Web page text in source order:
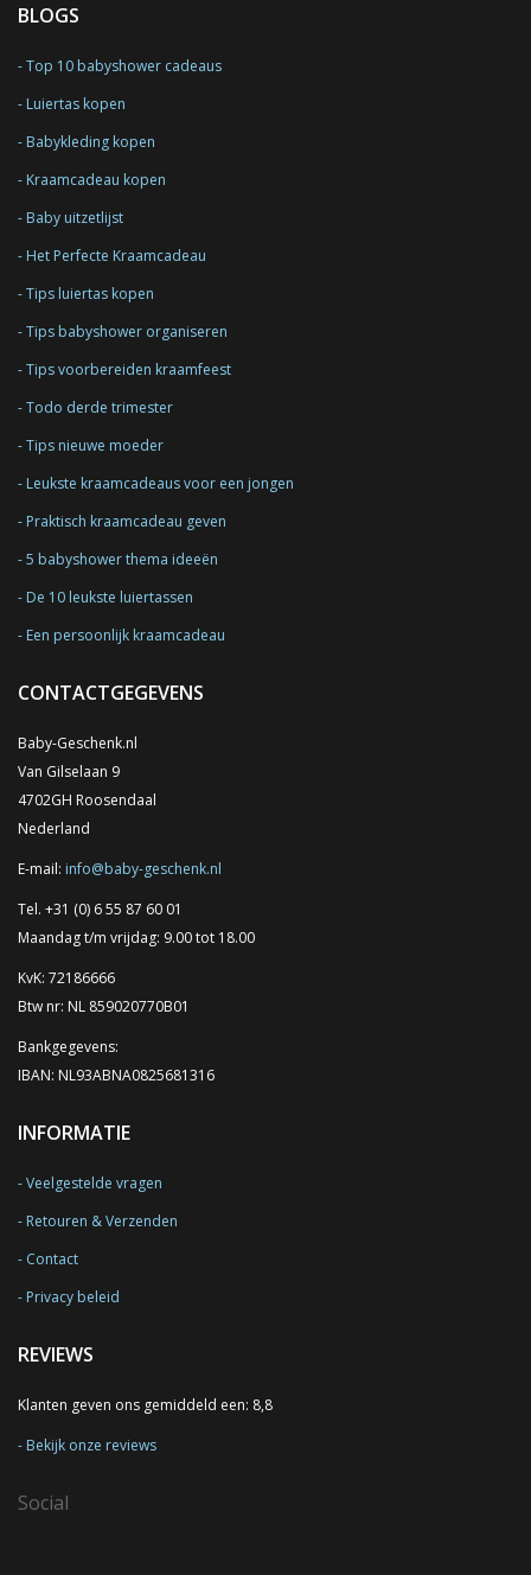
BLOGS
Top 10 babyshower cadeaus
Luiertas kopen
Babykleding kopen
Kraamcadeau kopen
Baby uitzetlijst
Het Perfecte Kraamcadeau
Tips luiertas kopen
Tips babyshower organiseren
Tips voorbereiden kraamfeest
Todo derde trimester
Tips nieuwe moeder
Leukste kraamcadeaus voor een jongen
Praktisch kraamcadeau geven
5 babyshower thema ideeën
De 10 leukste luiertassen
Een persoonlijk kraamcadeau
CONTACTGEGEVENS
Baby-Geschenk.nl
Van Gilselaan 9
4702GH Roosendaal
Nederland
E-mail: info@baby-geschenk.nl
Tel. +31 (0) 6 55 87 60 01
Maandag t/m vrijdag: 9.00 tot 18.00
KvK: 72186666
Btw nr: NL 859020770B01
Bankgegevens:
IBAN: NL93ABNA0825681316
INFORMATIE
Veelgestelde vragen
Retouren & Verzenden
Contact
Privacy beleid
REVIEWS
Klanten geven ons gemiddeld een: 8,8
Bekijk onze reviews
Social